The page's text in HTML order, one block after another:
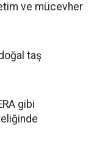
ve mücevher
taş
gibi